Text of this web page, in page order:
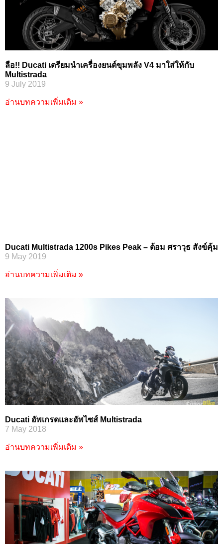
ลือ!! Ducati เตรียมนำเครื่องยนต์ขุมพลัง V4 มาใส่ให้กับ
Multistrada
9 July 2019
อ่านบทความเพิ่มเติม »
Ducati Multistrada 1200s Pikes Peak – ต้อม ศราวุธ สังข์คุ้ม
9 May 2019
อ่านบทความเพิ่มเติม »
Ducati อัพเกรดและอัพไซส์ Multistrada
7 May 2018
อ่านบทความเพิ่มเติม »